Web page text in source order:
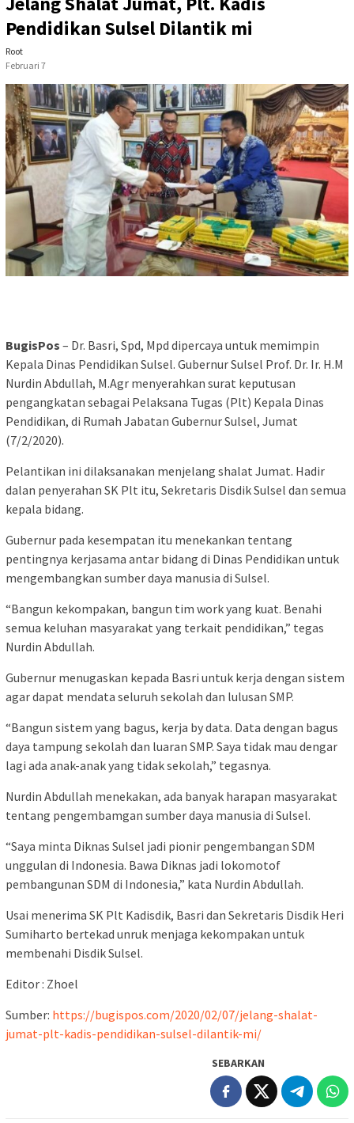
Pendidikan Sulsel Dilantik mi
Root
Februari 7
BugisPos – Dr. Basri, Spd, Mpd dipercaya untuk memimpin
Kepala Dinas Pendidikan Sulsel. Gubernur Sulsel Prof. Dr. Ir. H.M
Nurdin Abdullah, M.Agr menyerahkan surat keputusan
pengangkatan sebagai Pelaksana Tugas (Plt) Kepala Dinas
Pendidikan, di Rumah Jabatan Gubernur Sulsel, Jumat
(7/2/2020).
Pelantikan ini dilaksanakan menjelang shalat Jumat. Hadir
dalan penyerahan SK Plt itu, Sekretaris Disdik Sulsel dan semua
kepala bidang.
Gubernur pada kesempatan itu menekankan tentang
pentingnya kerjasama antar bidang di Dinas Pendidikan untuk
mengembangkan sumber daya manusia di Sulsel.
“Bangun kekompakan, bangun tim work yang kuat. Benahi
semua keluhan masyarakat yang terkait pendidikan,” tegas
Nurdin Abdullah.
Gubernur menugaskan kepada Basri untuk kerja dengan sistem
agar dapat mendata seluruh sekolah dan lulusan SMP.
“Bangun sistem yang bagus, kerja by data. Data dengan bagus
daya tampung sekolah dan luaran SMP. Saya tidak mau dengar
lagi ada anak-anak yang tidak sekolah,” tegasnya.
Nurdin Abdullah menekakan, ada banyak harapan masyarakat
tentang pengembamgan sumber daya manusia di Sulsel.
“Saya minta Diknas Sulsel jadi pionir pengembangan SDM
unggulan di Indonesia. Bawa Diknas jadi lokomotof
pembangunan SDM di Indonesia,” kata Nurdin Abdullah.
Usai menerima SK Plt Kadisdik, Basri dan Sekretaris Disdik Heri
Sumiharto bertekad unruk menjaga kekompakan untuk
membenahi Disdik Sulsel.
Editor : Zhoel
Sumber: https://bugispos.com/2020/02/07/jelang-shalat-
jumat-plt-kadis-pendidikan-sulsel-dilantik-mi/
SEBARKAN